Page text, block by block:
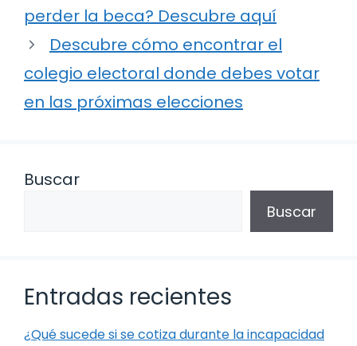
perder la beca? Descubre aquí
Descubre cómo encontrar el
colegio electoral donde debes votar
en las próximas elecciones
Buscar
Buscar
Entradas recientes
¿Qué sucede si se cotiza durante la incapacidad